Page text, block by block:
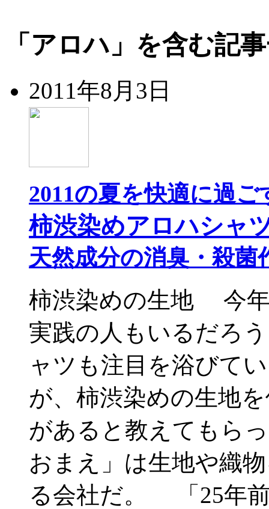
「アロハ」を含む記
2011年8月3日
2011の夏を快適に過ご
柿渋染めアロハシャ
天然成分の消臭・殺菌
柿渋染めの生地 今年
実践の人もいるだろ
ャツも注目を浴びて
が、柿渋染めの生地
があると教えてもら
おまえ」は生地や織
る会社だ。 「25年